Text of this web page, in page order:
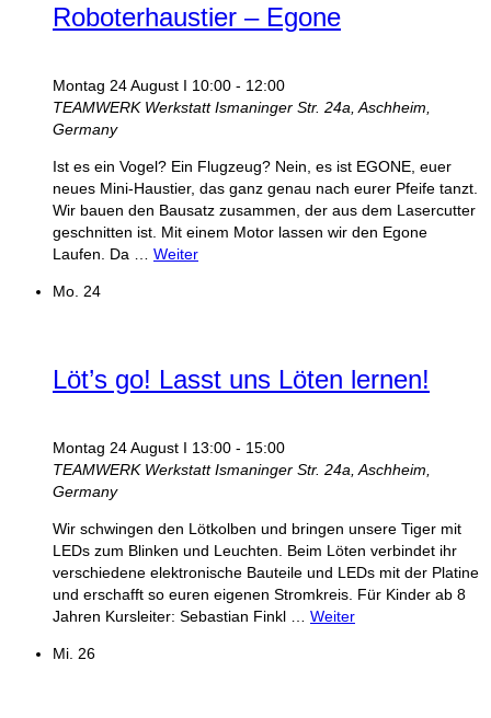
Roboterhaustier – Egone
Montag 24 August I 10:00 - 12:00
TEAMWERK WerkstattIsmaninger Str. 24a, Aschheim,
Germany
Ist es ein Vogel? Ein Flugzeug? Nein, es ist EGONE, euer
neues Mini-Haustier, das ganz genau nach eurer Pfeife tanzt.
Wir bauen den Bausatz zusammen, der aus dem Lasercutter
geschnitten ist. Mit einem Motor lassen wir den Egone
Laufen. Da … Weiter
Mo. 24
Löt’s go! Lasst uns Löten lernen!
Montag 24 August I 13:00 - 15:00
TEAMWERK WerkstattIsmaninger Str. 24a, Aschheim,
Germany
Wir schwingen den Lötkolben und bringen unsere Tiger mit
LEDs zum Blinken und Leuchten. Beim Löten verbindet ihr
verschiedene elektronische Bauteile und LEDs mit der Platine
und erschafft so euren eigenen Stromkreis. Für Kinder ab 8
Jahren Kursleiter: Sebastian Finkl … Weiter
Mi. 26